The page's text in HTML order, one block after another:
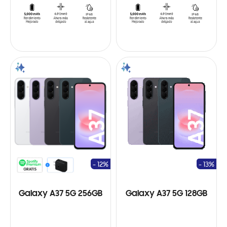
Galaxy A37 5G 256GB
- 12%
Galaxy A37 5G 128GB
- 13%